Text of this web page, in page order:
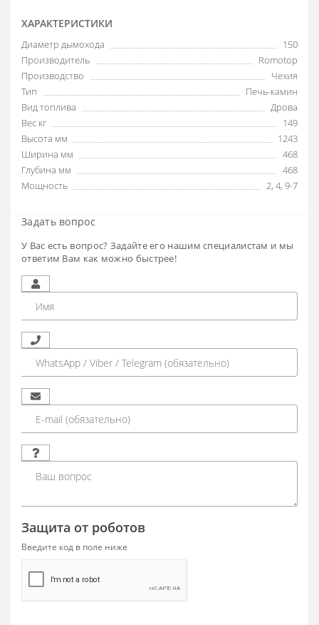
ХАРАКТЕРИСТИКИ
Диаметр дымохода
150
Производитель
Romotop
Производство
Чехия
Тип
Печь-камин
Вид топлива
Дрова
Вес кг
149
Высота мм
1243
Ширина мм
468
Глубина мм
468
Мощность
2, 4, 9-7
Задать вопрос
У Вас есть вопрос? Задайте его нашим специалистам и мы
ответим Вам как можно быстрее!
Защита от роботов
Введите код в поле ниже